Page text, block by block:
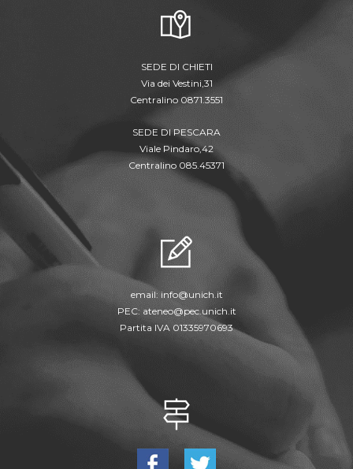
SEDE DI CHIETI
Via dei Vestini,31
Centralino 0871.3551
SEDE DI PESCARA
Viale Pindaro,42
Centralino 085.45371
email: info@unich.it
PEC: ateneo@pec.unich.it
Partita IVA 01335970693